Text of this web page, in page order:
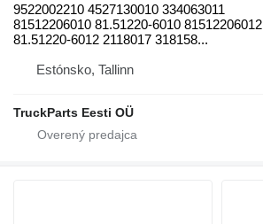
9522002210 4527130010 334063011
81512206010 81.51220-6010 81512206012
81.51220-6012 2118017 318158...
Estónsko, Tallinn
TruckParts Eesti OÜ